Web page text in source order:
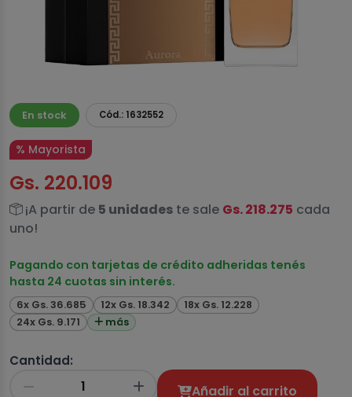
En stock Cód.: 1632552
% Mayorista
Gs. 220.109
¡A partir de 5 unidades te sale Gs. 218.275 cada
uno!
Pagando con tarjetas de crédito adheridas tenés
hasta 24 cuotas sin interés.
6x Gs. 36.685 12x Gs. 18.342
18x Gs. 12.228
24x Gs. 9.171
más
Cantidad:
Añadir al carrito